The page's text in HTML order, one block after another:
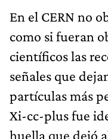
En el CERN no
como si fueran
científicos las
señales que
partículas más
Xi-cc-plus fue
huella que dejó